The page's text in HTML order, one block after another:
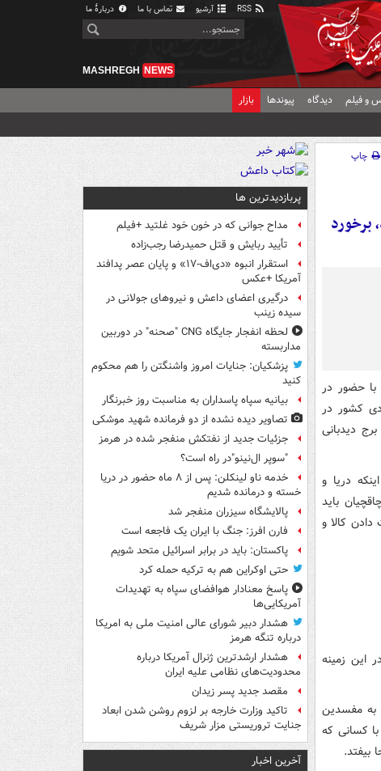
آرشیو تماس با ما دربارهٔ ما
MASHREGH NEWS
و فیلم دیدگاه پیوندها بازار
چاپ
برخورد
با حضور در
کشور در
دیدبانی
دریا و
باید
کالا و
این زمینه
به مفسدین
کسانی که
پربازدیدترین ها
مداح جوانی که در خون خود غلتید +فیلم
تأیید ربایش و قتل حمیدرضا رجب‌زاده
استقرار انبوه «دی‌اف‑۱۷» و پایان عصر پدافند
آمریکا +عکس
درگیری اعضای داعش و نیروهای جولانی در
سیده زینب
لحظه انفجار جایگاه CNG "صحنه" در دوربین
مداربسته
پزشکیان: جنایات امروز واشنگتن را هم محکوم
کنید
بیانیه سپاه پاسداران به مناسبت روز خبرنگار
تصاویر دیده‌ نشده از دو فرمانده شهید موشکی
جزئیات جدید از نفتکش منفجر شده در هرمز
"سوپر ال‌نینو"در راه است؟
خدمه ناو لینکلن: پس از ۸ ماه حضور در دریا
خسته و درمانده‌ شدیم
پالایشگاه سیزران منفجر شد
فارن افرز: جنگ با ایران یک فاجعه است
پاکستان: باید در برابر اسرائیل متحد شویم
حتی اوکراین هم به ترکیه حمله کرد
پاسخ معنادار هوافضای سپاه به تهدیدات
آمریکایی‌ها
هشدار دبیر شورای عالی امنیت ملی به امریکا
درباره تنگه هرمز
هشدار ارشدترین ژنرال آمریکا درباره
محدودیت‌های نظامی علیه ایران
مقصد جدید پسر زیدان
تاکید وزارت خارجه بر لزوم روشن شدن ابعاد
جنایت تروریستی مزار شریف
آخرین اخبار